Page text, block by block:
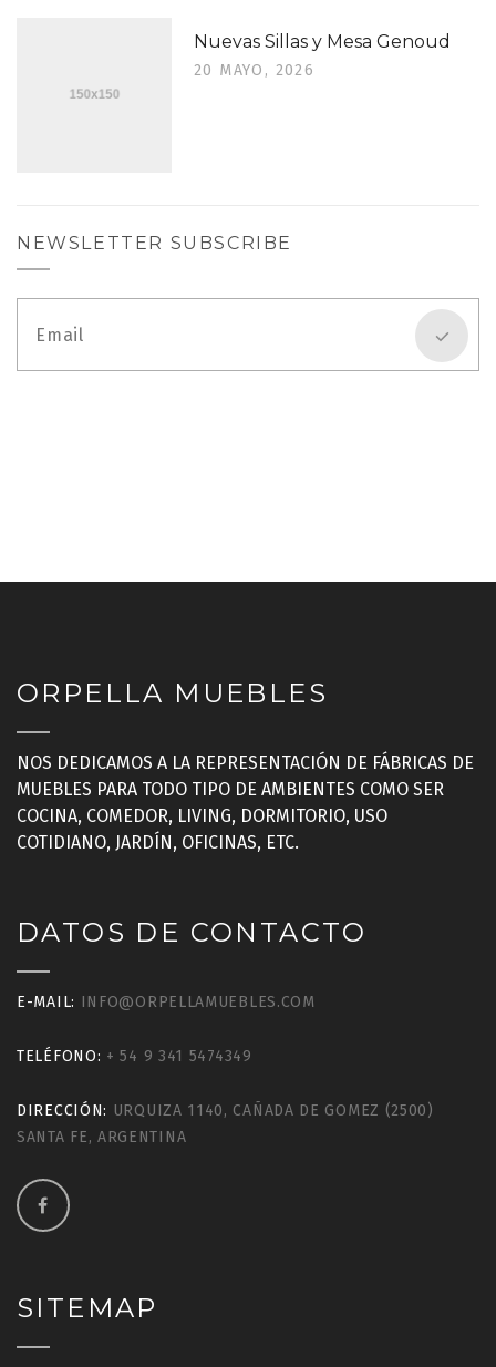
Nuevas Sillas y Mesa Genoud
20 MAYO, 2026
NEWSLETTER SUBSCRIBE
ORPELLA MUEBLES
NOS DEDICAMOS A LA REPRESENTACIÓN DE FÁBRICAS DE
MUEBLES PARA TODO TIPO DE AMBIENTES COMO SER
COCINA, COMEDOR, LIVING, DORMITORIO, USO
COTIDIANO, JARDÍN, OFICINAS, ETC.
DATOS DE CONTACTO
E-MAIL: INFO@ORPELLAMUEBLES.COM
TELÉFONO: + 54 9 341 5474349
DIRECCIÓN: URQUIZA 1140, CAÑADA DE GOMEZ (2500)
SANTA FE, ARGENTINA
SITEMAP